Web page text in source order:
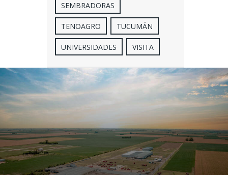
SEMBRADORAS
TENOAGRO TUCUMÁN
UNIVERSIDADES VISITA